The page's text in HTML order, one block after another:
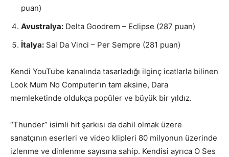
puan)
Avustralya: Delta Goodrem – Eclipse (287 puan)
İtalya: Sal Da Vinci – Per Sempre (281 puan)
Kendi YouTube kanalında tasarladığı ilginç icatlarla bilinen
Look Mum No Computer’ın tam aksine, Dara
memleketinde oldukça popüler ve büyük bir yıldız.
“Thunder” isimli hit şarkısı da dahil olmak üzere
sanatçının eserleri ve video klipleri 80 milyonun üzerinde
izlenme ve dinlenme sayısına sahip. Kendisi ayrıca O Ses